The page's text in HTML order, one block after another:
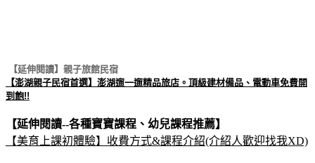
【延伸閱讀】親子旅館民宿
【澎湖親子民宿首選】澎湖遛一遛精品旅店。頂級建材備品、電動車免費開
到飽!!
【延伸閱讀--各種寶寶課程、幼兒課程推薦】
【美育上課初體驗】收費方式&課程介紹(介紹人歡迎找我XD)